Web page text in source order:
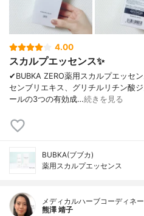
4.00
スカルプエッセンス✨
✔︎BUBKA ZERO薬用スカルプエッセ
センブリエキス、グリチルリチン酸
ールの3つの有効成…続きを見る
BUBKA(ブブカ)
薬用スカルプエッセンス
メディカルハーブコーディネ
熊澤 靖子